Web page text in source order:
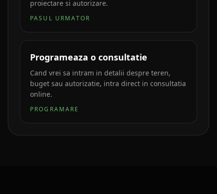
proiectare si autorizare.
PASUL URMATOR
Programeaza o consultatie
Cand vrei sa intram in detalii despre teren,
buget sau autorizatie, intra direct in consultatia
online.
PROGRAMARE